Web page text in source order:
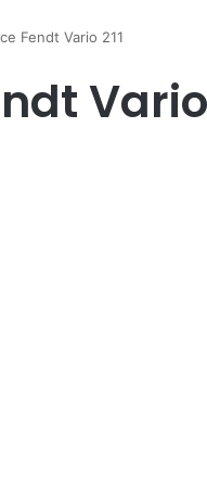
Fendt Vario 211
Vario